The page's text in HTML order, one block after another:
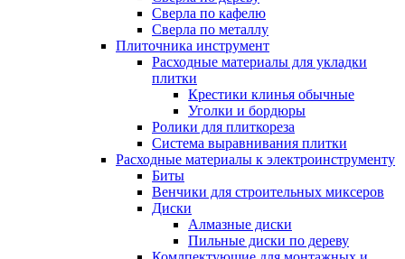
Сверла по кафелю
Сверла по металлу
Плиточника инструмент
Расходные материалы для укладки
плитки
Крестики клинья обычные
Уголки и бордюры
Ролики для плиткореза
Система выравнивания плитки
Расходные материалы к электроинструменту
Биты
Венчики для строительных миксеров
Диски
Алмазные диски
Пильные диски по дереву